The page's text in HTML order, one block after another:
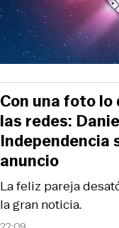
La feliz pareja
la gran noticia.
Con una foto
las redes:
Independencia
anuncio